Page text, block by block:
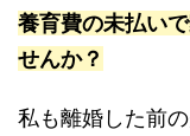
養育費の未払い
せんか？
私も離婚した前